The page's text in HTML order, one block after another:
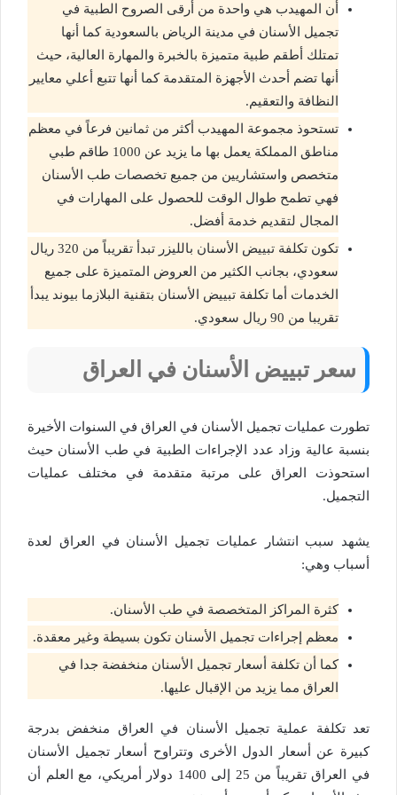
أن المهيدب هي واحدة من أرقى الصروح الطبية في
تجميل الأسنان في مدينة الرياض بالسعودية كما أنها
تمتلك أطقم طبية متميزة بالخبرة والمهارة العالية، حيث
أنها تضم أحدث الأجهزة المتقدمة كما أنها تتبع أعلي معايير
النظافة والتعقيم.
تستحوذ مجموعة المهيدب أكثر من ثمانين فرعاً في معظم
مناطق المملكة يعمل بها ما يزيد عن 1000 طاقم طبي
متخصص واستشاريين من جميع تخصصات طب الأسنان
فهي تطمح طوال الوقت للحصول على المهارات في
المجال لتقديم خدمة أفضل.
تكون تكلفة تبييض الأسنان بالليزر تبدأ تقريباً من 320 ريال
سعودي، بجانب الكثير من العروض المتميزة على جميع
الخدمات أما تكلفة تبييض الأسنان بتقنية البلازما بيوند يبدأ
تقريبا من 90 ريال سعودي.
سعر تبييض الأسنان في العراق
تطورت عمليات تجميل الأسنان في العراق في السنوات الأخيرة
بنسبة عالية وزاد عدد الإجراءات الطبية في طب الأسنان حيث
استحوذت العراق على مرتبة متقدمة في مختلف عمليات
التجميل.
يشهد سبب انتشار عمليات تجميل الأسنان في العراق لعدة
أسباب وهي:
كثرة المراكز المتخصصة في طب الأسنان.
معظم إجراءات تجميل الأسنان تكون بسيطة وغير معقدة.
كما أن تكلفة أسعار تجميل الأسنان منخفضة جدا في
العراق مما يزيد من الإقبال عليها.
تعد تكلفة عملية تجميل الأسنان في العراق منخفض بدرجة
كبيرة عن أسعار الدول الأخرى وتتراوح أسعار تجميل الأسنان
في العراق تقريباً من 25 إلى 1400 دولار أمريكي، مع العلم أن